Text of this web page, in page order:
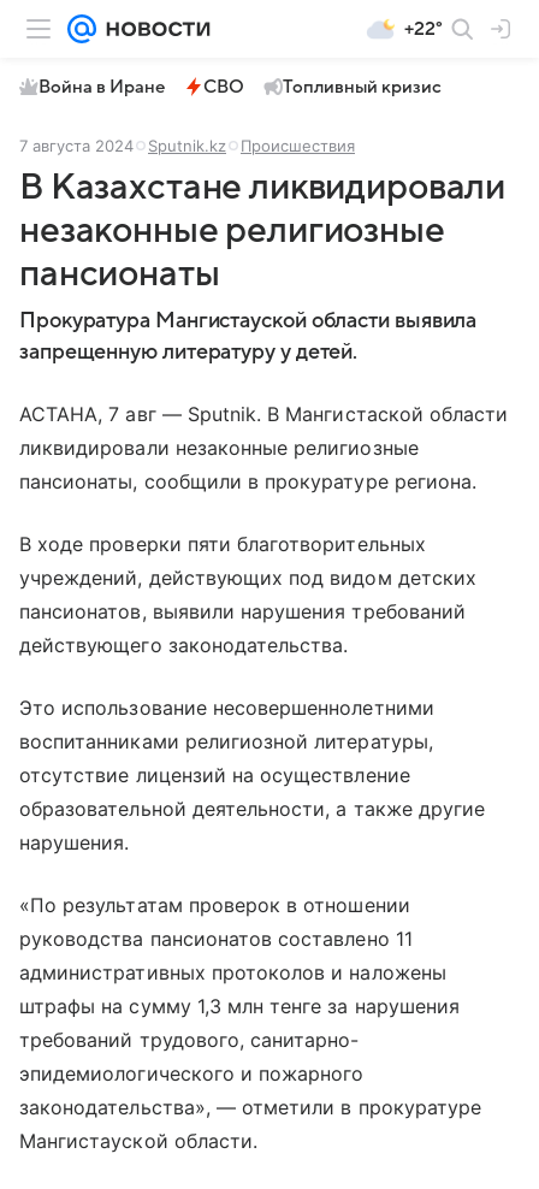
+22°
Война в Иране СВО Топливный кризис
7 августа 2024 Sputnik.kz Происшествия
В Казахстане ликвидировали
незаконные религиозные
пансионаты
Прокуратура Мангистауской области выявила
запрещенную литературу у детей.
АСТАНА, 7 авг — Sputnik. В Мангистаской области
ликвидировали незаконные религиозные
пансионаты, сообщили в прокуратуре региона.
В ходе проверки пяти благотворительных
учреждений, действующих под видом детских
пансионатов, выявили нарушения требований
действующего законодательства.
Это использование несовершеннолетними
воспитанниками религиозной литературы,
отсутствие лицензий на осуществление
образовательной деятельности, а также другие
нарушения.
«По результатам проверок в отношении
руководства пансионатов составлено 11
административных протоколов и наложены
штрафы на сумму 1,3 млн тенге за нарушения
требований трудового, санитарно-
эпидемиологического и пожарного
законодательства», — отметили в прокуратуре
Мангистауской области.